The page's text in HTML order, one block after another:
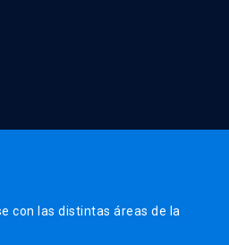
con las distintas áreas de la